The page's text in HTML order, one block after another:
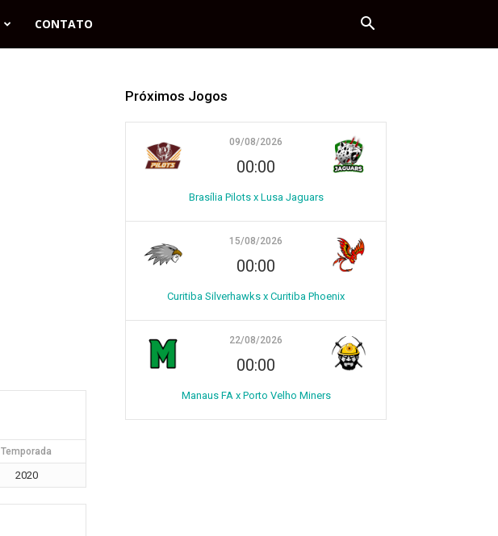
CONTATO
Temporada
2020
Próximos Jogos
09/08/2026
00:00
Brasília Pilots x Lusa Jaguars
15/08/2026
00:00
Curitiba Silverhawks x Curitiba Phoenix
22/08/2026
00:00
Manaus FA x Porto Velho Miners